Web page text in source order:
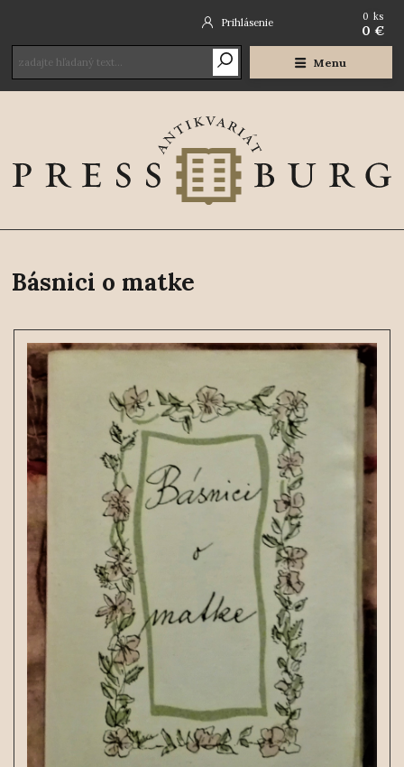
Menu
Prihlásenie 0 ks
0 €
Básnici o matke